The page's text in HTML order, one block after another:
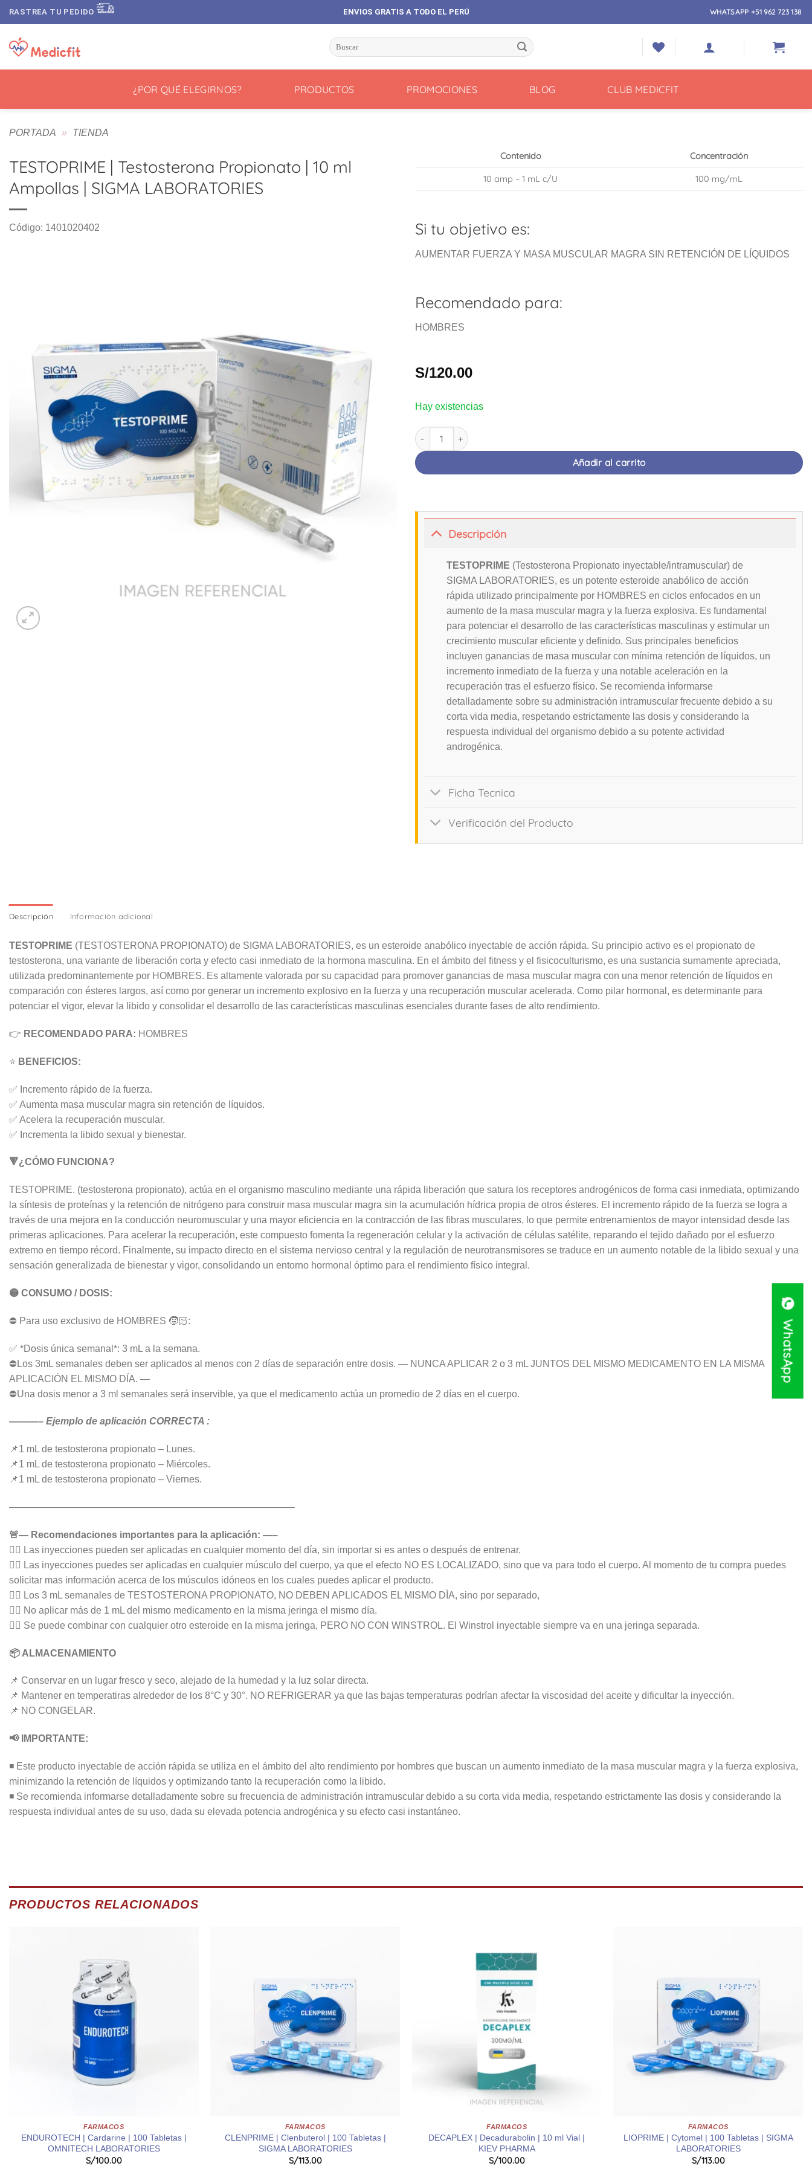
Saltar
al
contenido
RASTREA TU PEDIDO ENVIOS GRATIS A TODO EL PERÚ WHATSAPP +51 962 723 138
Buscar
por:
¿POR QUÉ ELEGIRNOS? PRODUCTOS PROMOCIONES BLOG CLUB MEDICFIT
PORTADA » TIENDA
TESTOPRIME | Testosterona Propionato | 10 ml
Ampollas | SIGMA LABORATORIES
Código: 1401020402
Contenido Concentración
10 amp – 1 mL c/U 100 mg/mL
Si tu objetivo es:
AUMENTAR FUERZA Y MASA MUSCULAR MAGRA SIN RETENCIÓN DE LÍQUIDOS
Recomendado para:
HOMBRES
S/120.00
Hay existencias
TESTOPRIME | Testosterona Propionato | 10 ml Ampollas | SIGMA LABORATORIES cantidad
Añadir al carrito
Descripción
TESTOPRIME (Testosterona Propionato inyectable/intramuscular) de
SIGMA LABORATORIES, es un potente esteroide anabólico de acción
rápida utilizado principalmente por HOMBRES en ciclos enfocados en un
aumento de la masa muscular magra y la fuerza explosiva. Es fundamental
para potenciar el desarrollo de las características masculinas y estimular un
crecimiento muscular eficiente y definido. Sus principales beneficios
incluyen ganancias de masa muscular con mínima retención de líquidos, un
incremento inmediato de la fuerza y una notable aceleración en la
recuperación tras el esfuerzo físico. Se recomienda informarse
detalladamente sobre su administración intramuscular frecuente debido a su
corta vida media, respetando estrictamente las dosis y considerando la
respuesta individual del organismo debido a su potente actividad
androgénica.
Ficha Tecnica
Verificación del Producto
Descripción Información adicional
TESTOPRIME (TESTOSTERONA PROPIONATO) de SIGMA LABORATORIES, es un esteroide anabólico inyectable de acción rápida. Su principio activo es el propionato de
testosterona, una variante de liberación corta y efecto casi inmediato de la hormona masculina. En el ámbito del fitness y el fisicoculturismo, es una sustancia sumamente apreciada,
utilizada predominantemente por HOMBRES. Es altamente valorada por su capacidad para promover ganancias de masa muscular magra con una menor retención de líquidos en
comparación con ésteres largos, así como por generar un incremento explosivo en la fuerza y una recuperación muscular acelerada. Como pilar hormonal, es determinante para
potenciar el vigor, elevar la libido y consolidar el desarrollo de las características masculinas esenciales durante fases de alto rendimiento.
👉 RECOMENDADO PARA: HOMBRES
⭐ BENEFICIOS:
✅ Incremento rápido de la fuerza.
✅ Aumenta masa muscular magra sin retención de líquidos.
✅ Acelera la recuperación muscular.
✅ Incrementa la libido sexual y bienestar.
🔻¿CÓMO FUNCIONA?
TESTOPRIME. (testosterona propionato), actúa en el organismo masculino mediante una rápida liberación que satura los receptores androgénicos de forma casi inmediata, optimizando
la síntesis de proteínas y la retención de nitrógeno para construir masa muscular magra sin la acumulación hídrica propia de otros ésteres. El incremento rápido de la fuerza se logra a
través de una mejora en la conducción neuromuscular y una mayor eficiencia en la contracción de las fibras musculares, lo que permite entrenamientos de mayor intensidad desde las
primeras aplicaciones. Para acelerar la recuperación, este compuesto fomenta la regeneración celular y la activación de células satélite, reparando el tejido dañado por el esfuerzo
extremo en tiempo récord. Finalmente, su impacto directo en el sistema nervioso central y la regulación de neurotransmisores se traduce en un aumento notable de la libido sexual y una
sensación generalizada de bienestar y vigor, consolidando un entorno hormonal óptimo para el rendimiento físico integral.
🟡 CONSUMO / DOSIS:
⛔ Para uso exclusivo de HOMBRES 🧒🏻:
✅ *Dosis única semanal*: 3 mL a la semana.
⛔Los 3mL semanales deben ser aplicados al menos con 2 días de separación entre dosis. — NUNCA APLICAR 2 o 3 mL JUNTOS DEL MISMO MEDICAMENTO EN LA MISMA
APLICACIÓN EL MISMO DÍA. —
⛔Una dosis menor a 3 ml semanales será inservible, ya que el medicamento actúa un promedio de 2 días en el cuerpo.
———– Ejemplo de aplicación CORRECTA :
📌1 mL de testosterona propionato – Lunes.
📌1 mL de testosterona propionato – Miércoles.
📌1 mL de testosterona propionato – Viernes.
—————————————————————————————–
🚨— Recomendaciones importantes para la aplicación: —–
👉🏻 Las inyecciones pueden ser aplicadas en cualquier momento del día, sin importar si es antes o después de entrenar.
👉🏻 Las inyecciones puedes ser aplicadas en cualquier músculo del cuerpo, ya que el efecto NO ES LOCALIZADO, sino que va para todo el cuerpo. Al momento de tu compra puedes
solicitar mas información acerca de los músculos idóneos en los cuales puedes aplicar el producto.
👉🏻 Los 3 mL semanales de TESTOSTERONA PROPIONATO, NO DEBEN APLICADOS EL MISMO DÌA, sino por separado,
👉🏻 No aplicar más de 1 mL del mismo medicamento en la misma jeringa el mismo día.
👉🏻 Se puede combinar con cualquier otro esteroide en la misma jeringa, PERO NO CON WINSTROL. El Winstrol inyectable siempre va en una jeringa separada.
📦 ALMACENAMIENTO
📌 Conservar en un lugar fresco y seco, alejado de la humedad y la luz solar directa.
📌 Mantener en temperatiras alrededor de los 8°C y 30°. NO REFRIGERAR ya que las bajas temperaturas podrían afectar la viscosidad del aceite y dificultar la inyección.
📌 NO CONGELAR.
📢 IMPORTANTE:
◾ Este producto inyectable de acción rápida se utiliza en el ámbito del alto rendimiento por hombres que buscan un aumento inmediato de la masa muscular magra y la fuerza explosiva,
minimizando la retención de líquidos y optimizando tanto la recuperación como la libido.
◾ Se recomienda informarse detalladamente sobre su frecuencia de administración intramuscular debido a su corta vida media, respetando estrictamente las dosis y considerando la
respuesta individual antes de su uso, dada su elevada potencia androgénica y su efecto casi instantáneo.
PRODUCTOS RELACIONADOS
FARMACOS
ENDUROTECH | Cardarine | 100 Tabletas |
OMNITECH LABORATORIES
S/100.00
FARMACOS
CLENPRIME | Clenbuterol | 100 Tabletas |
SIGMA LABORATORIES
S/113.00
FARMACOS
DECAPLEX | Decadurabolin | 10 ml Vial |
KIEV PHARMA
S/100.00
FARMACOS
LIOPRIME | Cytomel | 100 Tabletas | SIGMA
LABORATORIES
S/113.00
WhatsApp